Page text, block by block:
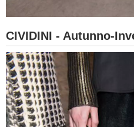
CIVIDINI - Autunno-